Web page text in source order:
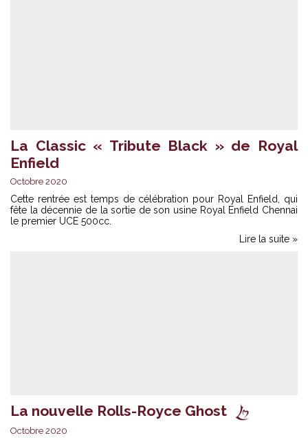
La Classic « Tribute Black » de Royal
Enfield
Octobre 2020
Cette rentrée est temps de célébration pour Royal Enfield, qui
fête la décennie de la sortie de son usine Royal Enfield Chennai
le premier UCE 500cc.
Lire la suite »
La nouvelle Rolls-Royce Ghost
Octobre 2020